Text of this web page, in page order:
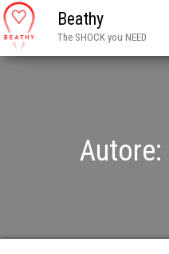
Beathy
The SHOCK you NEED
Autore: